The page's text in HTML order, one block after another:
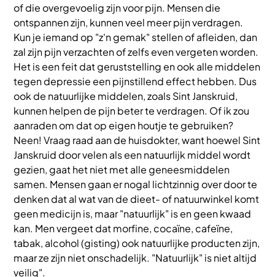
of die overgevoelig zijn voor pijn. Mensen die
ontspannen zijn, kunnen veel meer pijn verdragen.
Kun je iemand op "z'n gemak" stellen of afleiden, dan
zal zijn pijn verzachten of zelfs even vergeten worden.
Het is een feit dat geruststelling en ook alle middelen
tegen depressie een pijnstillend effect hebben. Dus
ook de natuurlijke middelen, zoals Sint Janskruid,
kunnen helpen de pijn beter te verdragen. Of ik zou
aanraden om dat op eigen houtje te gebruiken?
Neen! Vraag raad aan de huisdokter, want hoewel Sint
Janskruid door velen als een natuurlijk middel wordt
gezien, gaat het niet met alle geneesmiddelen
samen. Mensen gaan er nogal lichtzinnig over door te
denken dat al wat van de dieet- of natuurwinkel komt
geen medicijn is, maar "natuurlijk" is en geen kwaad
kan. Men vergeet dat morfine, cocaïne, cafeïne,
tabak, alcohol (gisting) ook natuurlijke producten zijn,
maar ze zijn niet onschadelijk. "Natuurlijk" is niet altijd
veilig".